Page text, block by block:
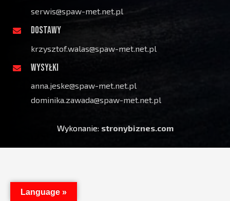
serwis@spaw-met.net.pl
DOSTAWY
krzysztof.walas@spaw-met.net.pl
WYSYŁKI
anna.jeske@spaw-met.net.pl
dominika.zawada@spaw-met.net.pl
Wykonanie: stronybiznes.com
Language »